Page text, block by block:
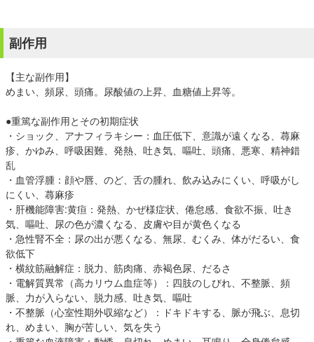
副作用
【主な副作用】
めまい、頻尿、頭痛。尿酸値の上昇、血糖値上昇等。
●重篤な副作用とその初期症状
・ショック、アナフィラキシー：血圧低下、意識が遠くなる、蕁麻
疹、かゆみ、呼吸困難、発熱、吐き気、嘔吐、頭痛、悪寒、精神錯
乱
・血管浮腫：顔や唇、のど、舌の腫れ、飲み込みにくい、呼吸がし
にくい、蕁麻疹
・肝機能障害:黄疸：発熱、かぜ様症状、倦怠感、食欲不振、吐き
気、嘔吐、尿の色が濃くなる、皮膚や目が黄色くなる
・急性腎不全：尿の出が悪くなる、無尿、むくみ、体がだるい、食
欲低下
・横紋筋融解症：脱力、筋肉痛、赤褐色尿、だるさ
・電解質異常（高カリウム血症等）：四肢のしびれ、不整脈、頻
脈、力が入らない、脱力感、吐き気、嘔吐
・不整脈（心室性期外収縮など）：ドキドキする、脈が飛ぶ、息切
れ、めまい、胸が苦しい、気を失う